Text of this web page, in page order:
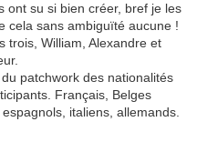
ont su si bien créer, bref je les
cela sans ambiguïté aucune !
trois, William, Alexandre et
patchwork des nationalités
Français, Belges
italiens, allemands.